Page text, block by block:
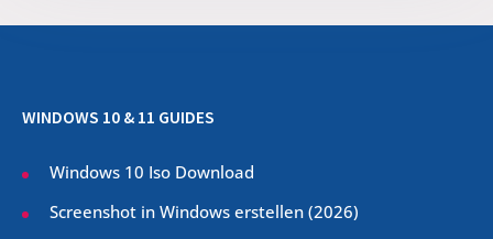
WINDOWS 10 & 11 GUIDES
Windows 10 Iso Download
Screenshot in Windows erstellen (2026)